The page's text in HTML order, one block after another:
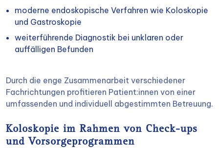
moderne endoskopische Verfahren wie Koloskopie
und Gastroskopie
weiterführende Diagnostik bei unklaren oder
auffälligen Befunden
Durch die enge Zusammenarbeit verschiedener
Fachrichtungen profitieren Patient:innen von einer
umfassenden und individuell abgestimmten Betreuung.
Koloskopie im Rahmen von Check-ups
und Vorsorgeprogrammen